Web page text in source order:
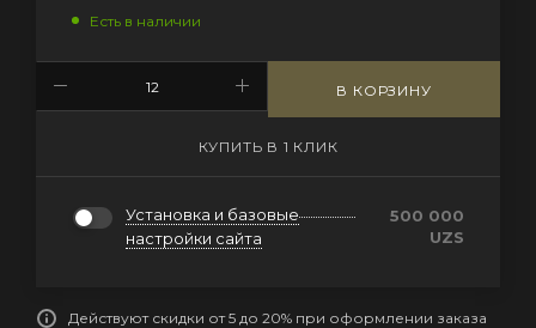
Есть в наличии
В КОРЗИНУ
КУПИТЬ В 1 КЛИК
Установка и базовые
настройки сайта
500 000
UZS
Действуют скидки от 5 до 20% при оформлении заказа